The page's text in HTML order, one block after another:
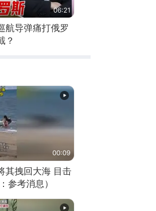
06:21
航导弹痛打俄罗
？
00:09
其拽回大海 目击
参考消息）